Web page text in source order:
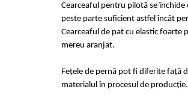
Lenjerii Creponate
Lenjerii pentru PASTE
Set Lenjerie + Draperii Pat Dublu
Cearceaful pentru pilotă se
peste parte suficient astfel încât
Cearceaful de pat cu elastic foarte
mereu aranjat.
Fețele de pernă pot fi diferite față
materialul în procesul de producție.